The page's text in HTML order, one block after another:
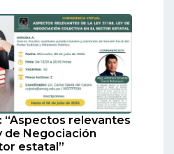
“Aspectos relevantes
de Negociación
estatal”